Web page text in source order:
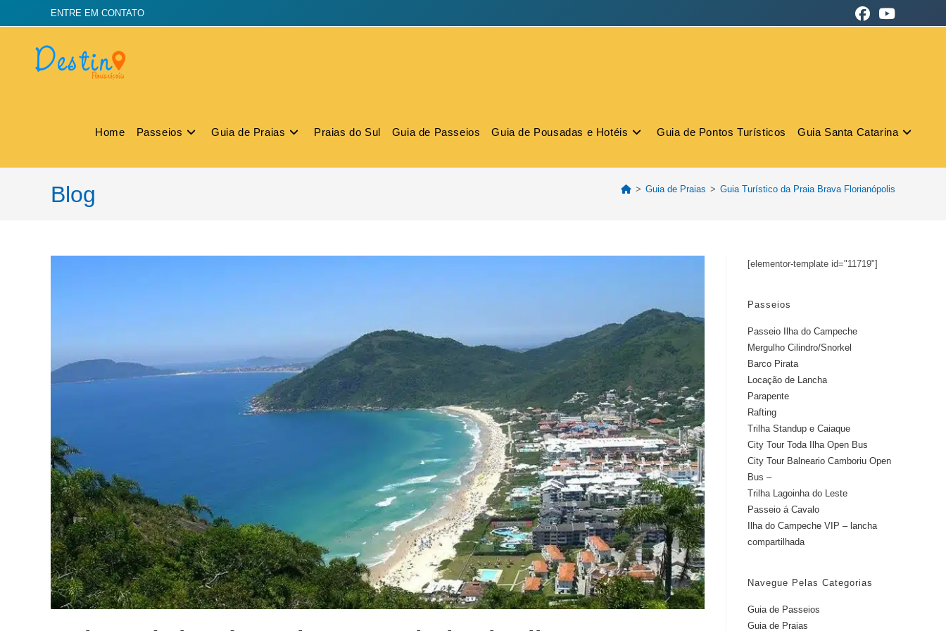
ENTRE EM CONTATO
Home Passeios Guia de Praias Praias do Sul Guia de Passeios Guia de Pousadas e Hotéis Guia de Pontos Turísticos Guia Santa Catarina
Blog > Guia de Praias > Guia Turístico da Praia Brava Florianópolis
[elementor-template id="11719"]
Passeios
Passeio Ilha do Campeche
Mergulho Cilindro/Snorkel
Barco Pirata
Locação de Lancha
Parapente
Rafting
Trilha Standup e Caiaque
City Tour Toda Ilha Open Bus
City Tour Balneario Camboriu Open
Bus –
Trilha Lagoinha do Leste
Passeio á Cavalo
Ilha do Campeche VIP – lancha
compartilhada
Navegue Pelas Categorias
Guia de Passeios
Guia de Praias